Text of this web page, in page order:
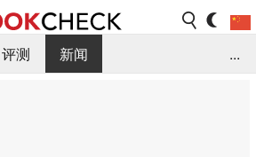
评测
新闻
...